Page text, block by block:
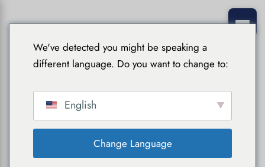
We've detected you might be speaking a
different language. Do you want to change to:
English
Change Language